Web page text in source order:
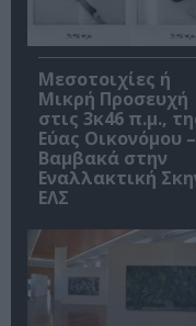
Μεσοτοιχίες ή
Μικρή Προσευχή
στις 3κ46 π.μ.,
Εύας Οικονόμου –
Βαμβακά στην
Εναλλακτική
ΕΛΣ